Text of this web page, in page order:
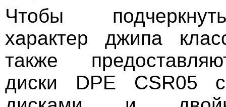
Чтобы
характер джипа
также
диски DPE CSR05